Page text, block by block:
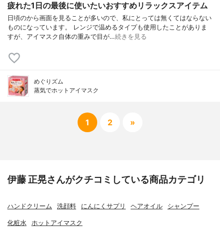
疲れた1日の最後に使いたいおすすめリラックスアイテム
日頃のから画面を見ることが多いので、私にとっては無くてはならない
ものになっています。 レンジで温めるタイプも使用したことがありま
すが、アイマスク自体の重みで目が…続きを見る
めぐりズム
蒸気でホットアイマスク
1 2 »
伊藤 正晃さんがクチコミしている商品カテゴリ
ハンドクリーム 洗顔料 にんにくサプリ ヘアオイル シャンプー
化粧水 ホットアイマスク